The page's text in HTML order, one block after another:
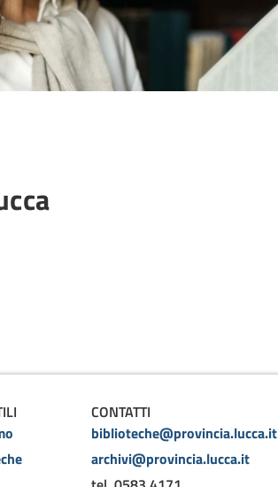
CONTATTI
biblioteche@provincia.lucca.it
archivi@provincia.lucca.it